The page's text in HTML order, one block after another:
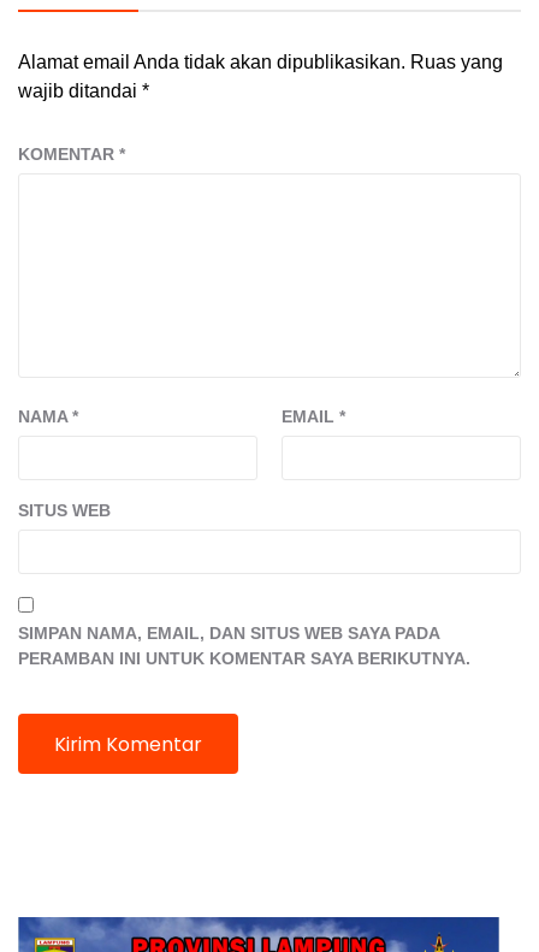
Alamat email Anda tidak akan dipublikasikan. Ruas yang
wajib ditandai *
KOMENTAR *
NAMA* EMAIL *
SITUS WEB
SIMPAN NAMA, EMAIL, DAN SITUS WEB SAYA PADA
PERAMBAN INI UNTUK KOMENTAR SAYA BERIKUTNYA.